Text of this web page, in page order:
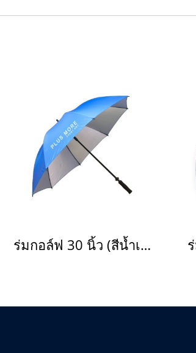
ร่มกอล์ฟ 30 นิ้ว (สีน้ำเงิน)